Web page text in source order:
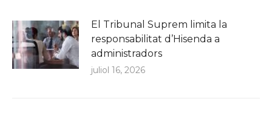
El Tribunal Suprem limita la
responsabilitat d’Hisenda a
administradors
juliol 16, 2026